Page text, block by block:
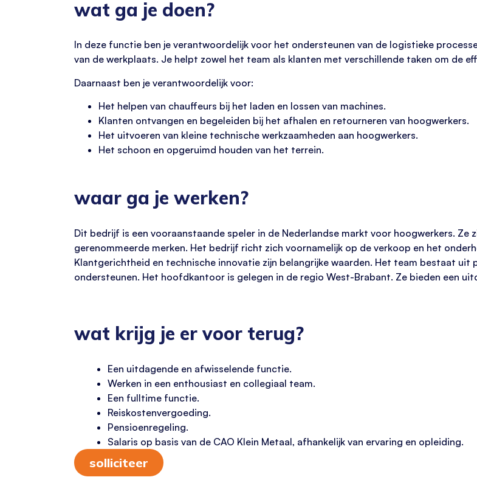
wat ga je doen?
In deze functie ben je verantwoordelijk voor het ondersteunen van de logistieke
van de werkplaats. Je helpt zowel het team als klanten met verschillende taken om de
Daarnaast ben je verantwoordelijk voor:
Het helpen van chauffeurs bij het laden en lossen van machines.
Klanten ontvangen en begeleiden bij het afhalen en retourneren van hoogwerkers.
Het uitvoeren van kleine technische werkzaamheden aan hoogwerkers.
Het schoon en opgeruimd houden van het terrein.
waar ga je werken?
Dit bedrijf is een vooraanstaande speler in de Nederlandse markt voor hoogwerkers. Ze
gerenommeerde merken. Het bedrijf richt zich voornamelijk op de verkoop en het
Klantgerichtheid en technische innovatie zijn belangrijke waarden. Het team bestaat uit
ondersteunen. Het hoofdkantoor is gelegen in de regio West-Brabant. Ze bieden een
wat krijg je er voor terug?
Een uitdagende en afwisselende functie.
Werken in een enthousiast en collegiaal team.
Een fulltime functie.
Reiskostenvergoeding.
Pensioenregeling.
Salaris op basis van de CAO Klein Metaal, afhankelijk van ervaring en opleiding.
solliciteer